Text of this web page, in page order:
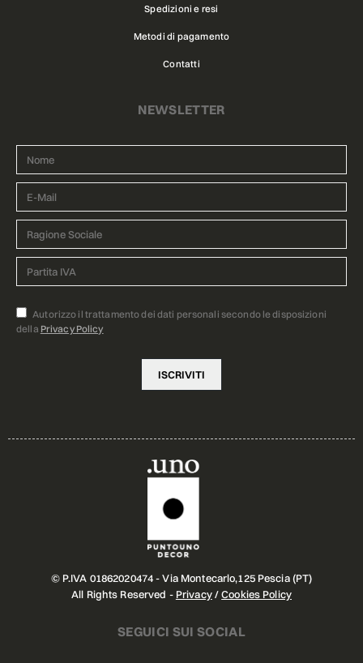
Spedizioni e resi
Metodi di pagamento
Contatti
NEWSLETTER
Autorizzo il trattamento dei dati personali secondo le disposizioni
della Privacy Policy
© P.IVA 01862020474 - Via Montecarlo,125 Pescia (PT)
All Rights Reserved - Privacy/Cookies Policy
SEGUICI SUI SOCIAL